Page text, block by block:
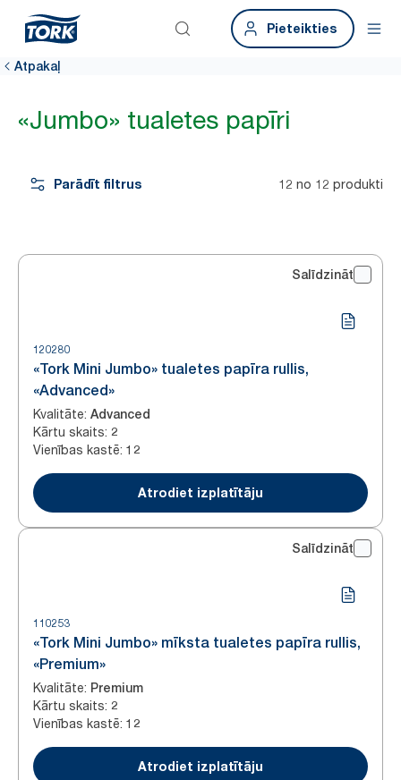
Pieteikties
Atpakaļ
«Jumbo» tualetes papīri
Parādīt filtrus 12 no 12 produkti
Salīdzināt
120280
«Tork Mini Jumbo» tualetes papīra rullis,
«Advanced»
Kvalitāte: Advanced
Kārtu skaits: 2
Vienības kastē: 12
Atrodiet izplatītāju
Salīdzināt
110253
«Tork Mini Jumbo» mīksta tualetes papīra rullis,
«Premium»
Kvalitāte: Premium
Kārtu skaits: 2
Vienības kastē: 12
Atrodiet izplatītāju